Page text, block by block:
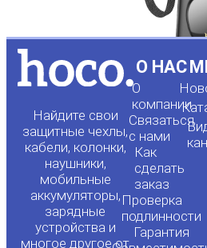
Найдите свои
защитные чехлы,
кабели, колонки,
наушники,
мобильные
аккумуляторы,
зарядные
устройства и
многое другое от
О НАС
О
компании
Связаться
с нами
Как
сделать
заказ
Проверка
подлинности
Гарантия